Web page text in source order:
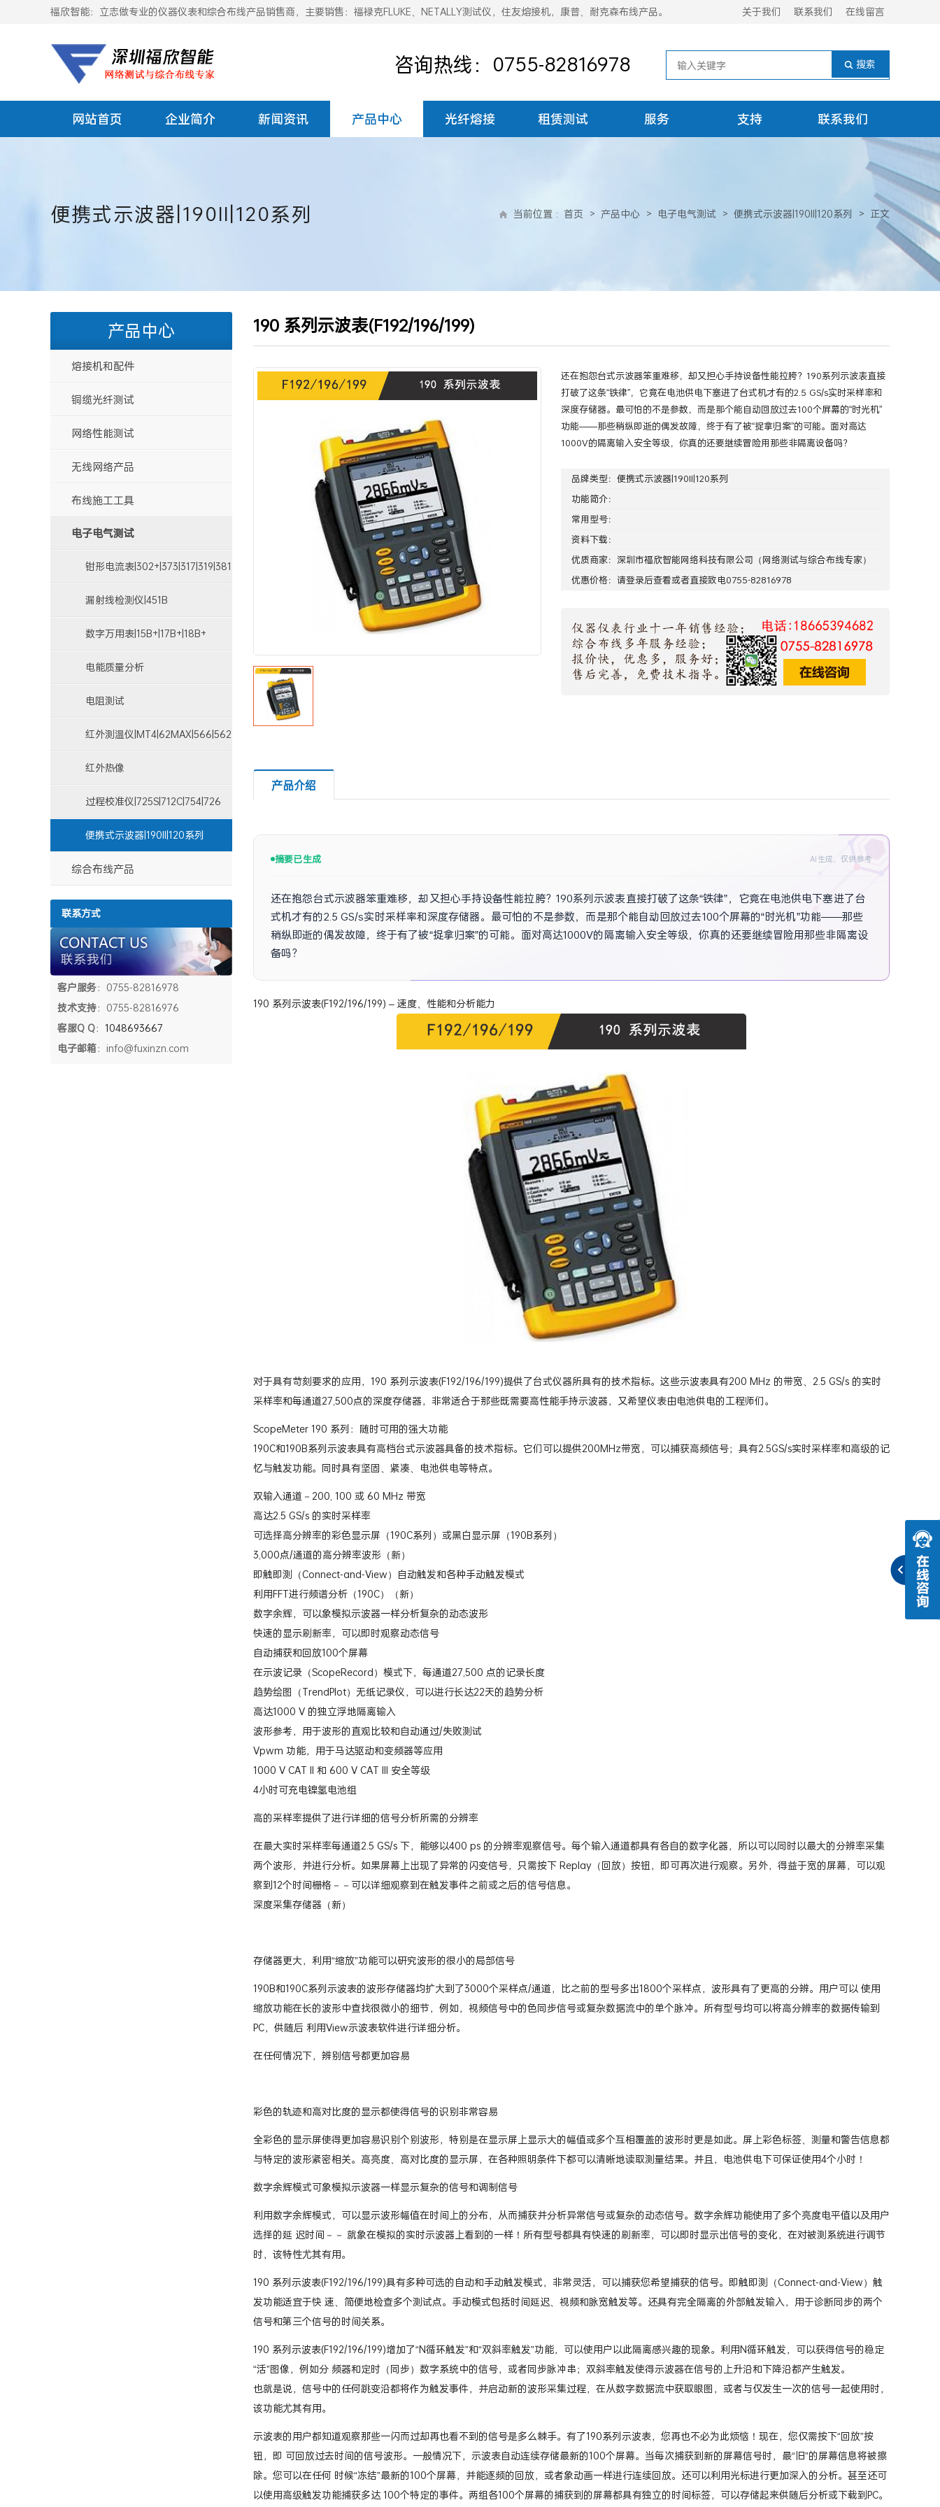
福欣智能：立志做专业的仪器仪表和综合布线产品销售商，主要销售：福禄克FLUKE、NETALLY测试仪，住友熔接机，康普、耐克森布线产品。 关于我们 联系我们 在线留言
咨询热线：0755-82816978
网站首页 企业简介 新闻资讯 产品中心 光纤熔接 租赁测试 服务 支持 联系我们
便携式示波器|190II|120系列 当前位置 : 首页 > 产品中心 > 电子电气测试 > 便携式示波器|190II|120系列 > 正文
190 系列示波表(F192/196/199)
还在抱怨台式示波器笨重难移，却又担心手持设备性能拉胯？190系列示波表直接
打破了这条“铁律”，它竟在电池供电下塞进了台式机才有的2.5 GS/s实时采样率和
深度存储器。最可怕的不是参数，而是那个能自动回放过去100个屏幕的“时光机”
功能——那些稍纵即逝的偶发故障，终于有了被“捉拿归案”的可能。面对高达
1000V的隔离输入安全等级，你真的还要继续冒险用那些非隔离设备吗？
品牌类型： 便携式示波器|190II|120系列
功能简介：
常用型号：
资料下载：
优质商家： 深圳市福欣智能网络科技有限公司 （网络测试与综合布线专家）
优惠价格：请登录后查看或者直接致电0755-82816978
产品介绍
摘要已生成 AI生成，仅供参考
还在抱怨台式示波器笨重难移，却又担心手持设备性能拉胯？190系列示波表直接打破了这条“铁律”，它竟在电池供电下塞进了台
式机才有的2.5 GS/s实时采样率和深度存储器。最可怕的不是参数，而是那个能自动回放过去100个屏幕的“时光机”功能——那些
稍纵即逝的偶发故障，终于有了被“捉拿归案”的可能。面对高达1000V的隔离输入安全等级，你真的还要继续冒险用那些非隔离设
备吗？
190 系列示波表(F192/196/199) – 速度、性能和分析能力
对于具有苛刻要求的应用，190 系列示波表(F192/196/199)提供了台式仪器所具有的技术指标。这些示波表具有200 MHz 的带宽、2.5 GS/s 的实时
采样率和每通道27,500点的深度存储器，非常适合于那些既需要高性能手持示波器，又希望仪表由电池供电的工程师们。
ScopeMeter 190 系列：随时可用的强大功能
190C和190B系列示波表具有高档台式示波器具备的技术指标。它们可以提供200MHz带宽，可以捕获高频信号；具有2.5GS/s实时采样率和高级的记
忆与触发功能。同时具有坚固、紧凑、电池供电等特点。
双输入通道－200, 100 或 60 MHz 带宽
高达2.5 GS/s 的实时采样率
可选择高分辨率的彩色显示屏（190C系列）或黑白显示屏（190B系列）
3,000点/通道的高分辨率波形（新）
即触即测（Connect-and-View）自动触发和各种手动触发模式
利用FFT进行频谱分析（190C）（新）
数字余辉，可以象模拟示波器一样分析复杂的动态波形
快速的显示刷新率，可以即时观察动态信号
自动捕获和回放100个屏幕
在示波记录（ScopeRecord）模式下，每通道27,500 点的记录长度
趋势绘图（TrendPlot）无纸记录仪，可以进行长达22天的趋势分析
高达1000 V 的独立浮地隔离输入
波形参考，用于波形的直观比较和自动通过/失败测试
Vpwm 功能，用于马达驱动和变频器等应用
1000 V CAT II 和 600 V CAT III 安全等级
4小时可充电镍氢电池组
高的采样率提供了进行详细的信号分析所需的分辨率
在最大实时采样率每通道2.5 GS/s 下，能够以400 ps 的分辨率观察信号。每个输入通道都具有各自的数字化器，所以可以同时以最大的分辨率采集
两个波形，并进行分析。如果屏幕上出现了异常的闪变信号，只需按下 Replay（回放）按钮，即可再次进行观察。另外，得益于宽的屏幕，可以观
察到12个时间栅格－－可以详细观察到在触发事件之前或之后的信号信息。
深度采集存储器（新）
存储器更大，利用“缩放”功能可以研究波形的很小的局部信号
190B和190C系列示波表的波形存储器均扩大到了3000个采样点/通道，比之前的型号多出1800个采样点，波形具有了更高的分辨。用户可以 使用
缩放功能在长的波形中查找很微小的细节，例如，视频信号中的色同步信号或复杂数据流中的单个脉冲。所有型号均可以将高分辨率的数据传输到
PC，供随后 利用View示波表软件进行详细分析。
在任何情况下，辨别信号都更加容易
彩色的轨迹和高对比度的显示都使得信号的识别非常容易
全彩色的显示屏使得更加容易识别个别波形，特别是在显示屏上显示大的幅值或多个互相覆盖的波形时更是如此。屏上彩色标签、测量和警告信息都
与特定的波形紧密相关。高亮度、高对比度的显示屏，在各种照明条件下都可以清晰地读取测量结果。并且，电池供电下可保证使用4个小时！
数字余辉模式可象模拟示波器一样显示复杂的信号和调制信号
利用数字余辉模式，可以显示波形幅值在时间上的分布，从而捕获并分析异常信号或复杂的动态信号。数字余辉功能使用了多个亮度电平值以及用户
选择的延 迟时间－－ 就象在模拟的实时示波器上看到的一样！所有型号都具有快速的刷新率，可以即时显示出信号的变化，在对被测系统进行调节
时，该特性尤其有用。
190 系列示波表(F192/196/199)具有多种可选的自动和手动触发模式，非常灵活，可以捕获您希望捕获的信号。即触即测（Connect-and-View）触
发功能适宜于快 速、简便地检查多个测试点。手动模式包括时间延迟、视频和脉宽触发等。还具有完全隔离的外部触发输入，用于诊断同步的两个
信号和第三个信号的时间关系。
190 系列示波表(F192/196/199)增加了“N循环触发”和“双斜率触发”功能，可以使用户以此隔离感兴趣的现象。利用N循环触发，可以获得信号的稳定
“活”图像，例如分 频器和定时（同步）数字系统中的信号，或者同步脉冲串；双斜率触发使得示波器在信号的上升沿和下降沿都产生触发。
也就是说，信号中的任何跳变沿都将作为触发事件，并启动新的波形采集过程，在从数字数据流中获取眼图，或者与仅发生一次的信号一起使用时，
该功能尤其有用。
示波表的用户都知道观察那些一闪而过却再也看不到的信号是多么棘手。有了190系列示波表，您再也不必为此烦恼！现在，您仅需按下“回放”按
钮，即 可回放过去时间的信号波形。一般情况下，示波表自动连续存储最新的100个屏幕。当每次捕获到新的屏幕信号时，最“旧”的屏幕信息将被擦
除。您可以在任何 时候“冻结”最新的100个屏幕，并能逐频的回放，或者象动画一样进行连续回放。还可以利用光标进行更加深入的分析。甚至还可
以使用高级触发功能捕获多达 100个特定的事件。两组各100个屏幕的捕获到的屏幕都具有独立的时间标签，可以存储起来供随后分析或下载到PC。
产品中心
熔接机和配件
铜缆光纤测试
网络性能测试
无线网络产品
布线施工工具
电子电气测试
钳形电流表|302+|373|317|319|381
漏射线检测仪|451B
数字万用表|15B+|17B+|18B+
电能质量分析
仪|1730|1735|1750|43B
电阻测试
仪|1508|1550C|1587|1621
红外测温仪|MT4|62MAX|566|562
红外热像
仪|Ti100|TiS10|Ti200|TiX520
过程校准仪|725S|712C|754|726
便携式示波器|190II|120系列
综合布线产品
联系方式
客户服务：0755-82816978
技术支持：0755-82816976
客服Q Q： 1048693667
电子邮箱：info@fuxinzn.com